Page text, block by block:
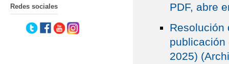
Redes sociales
PDF, abre
Resolución
publicación
2025)